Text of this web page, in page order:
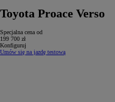
Toyota Proace Verso
Specjalna cena od
199 700 zł
Konfiguruj
Umów się na jazdę testową